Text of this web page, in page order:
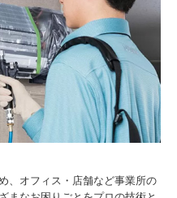
、オフィス・店舗など事業所の